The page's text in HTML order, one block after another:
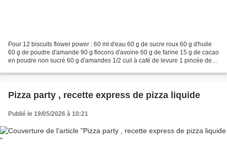
Pour 12 biscuits flower power : 60 ml d'eau 60 g de sucre roux 60 g d'huile
60 g de poudre d'amande 90 g flocons d'avoine 60 g de farine 15 g de cacao
en poudre non sucré 60 g d'amandes 1/2 cuil à café de levure 1 pincée de
Pizza party , recette express de pizza liquide
Publié le 19/05/2026 à 10:21